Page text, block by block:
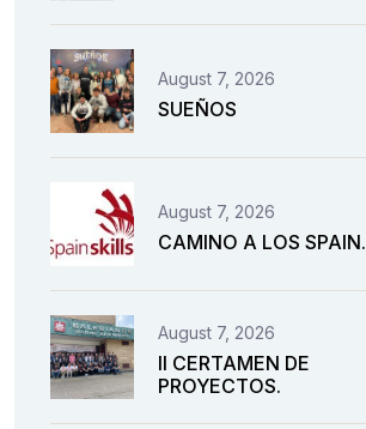
August 7, 2026
SUEÑOS
August 7, 2026
CAMINO A LOS SPAIN.
August 7, 2026
II CERTAMEN DE
PROYECTOS.